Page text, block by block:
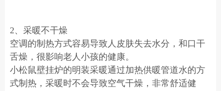
2、采暖不干燥
空调的制热方式容易导致人皮肤失去水分，和口干
舌燥，很影响老人小孩的健康。
小松鼠壁挂炉的明装采暖通过加热供暖管道水的方
式制热，采暖时不会导致空气干燥，非常舒适健